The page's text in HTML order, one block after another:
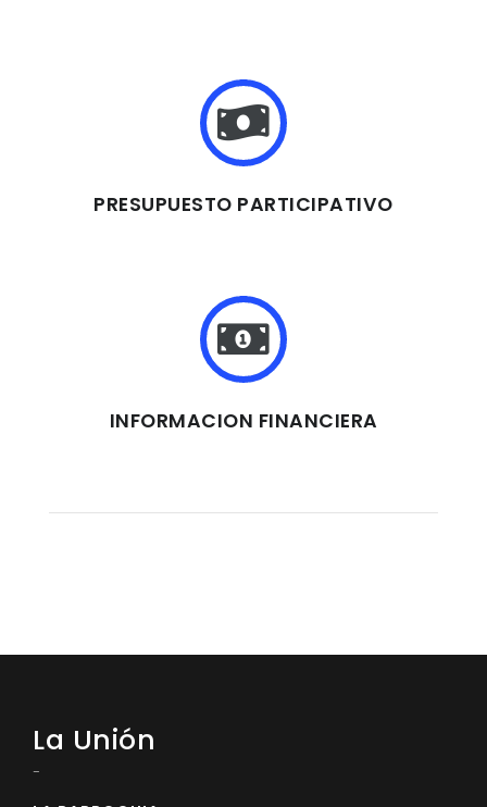
PRESUPUESTO PARTICIPATIVO
INFORMACION FINANCIERA
La Unión
-